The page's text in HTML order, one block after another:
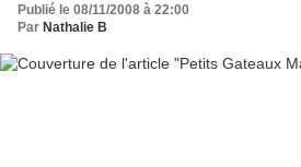
Publié le 08/11/2008 à 22:00
Par Nathalie B